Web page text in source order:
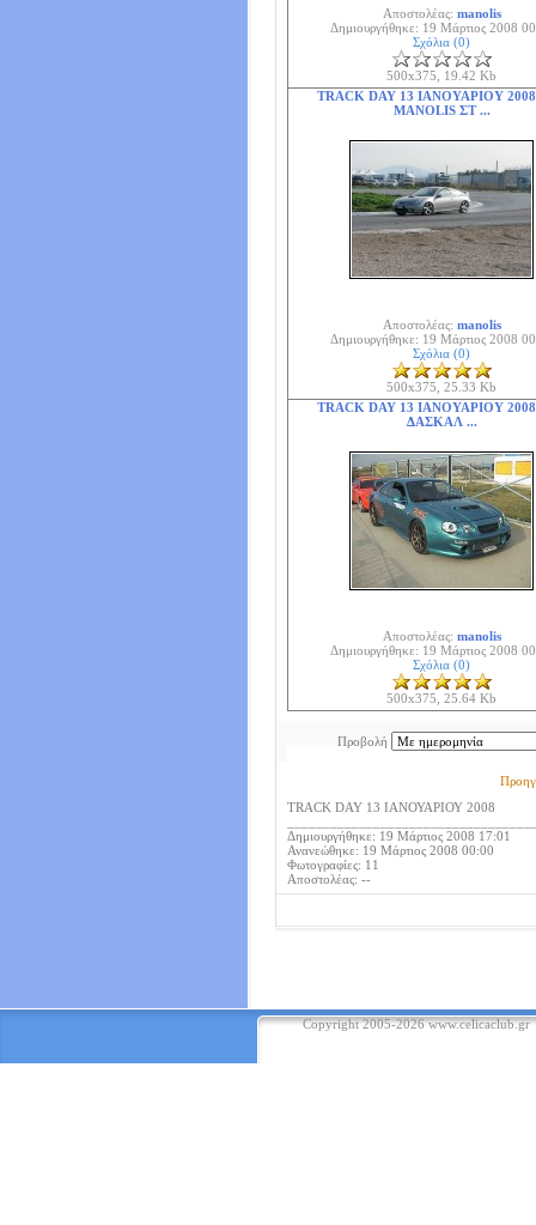
Αποστολέας: manolis
Δημιουργήθηκε: 19 Μάρτιος 2008
Σχόλια (0)
500x375, 19.42 Kb
TRACK DAY 13 ΙΑΝΟΥΑΡΙΟΥ 2008
MANOLIS ΣΤ ...
Αποστολέας: manolis
Δημιουργήθηκε: 19 Μάρτιος 2008
Σχόλια (0)
500x375, 25.33 Kb
TRACK DAY 13 ΙΑΝΟΥΑΡΙΟΥ 2008
ΔΑΣΚΑΛ ...
Αποστολέας: manolis
Δημιουργήθηκε: 19 Μάρτιος 2008
Σχόλια (0)
500x375, 25.64 Kb
Προβολή
TRACK DAY 13 ΙΑΝΟΥΑΡΙΟΥ 2008
Δημιουργήθηκε: 19 Μάρτιος 2008 17:01
Ανανεώθηκε: 19 Μάρτιος 2008 00:00
Φωτογραφίες: 11
Αποστολέας: --
Copyright 2005-2026www.celicaclub.gr